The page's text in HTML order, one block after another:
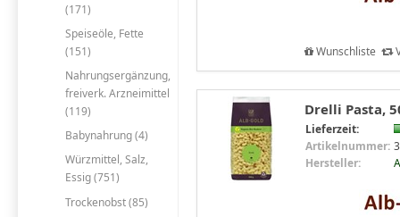
(171)
Speiseöle, Fette
(151)
Nahrungsergänzung,
freiverk. Arzneimittel
(119)
Babynahrung (4)
Würzmittel, Salz,
Essig (751)
Trockenobst (85)
Wunschliste
Drelli Pasta,
Lieferzeit:
Artikelnummer:
Hersteller: